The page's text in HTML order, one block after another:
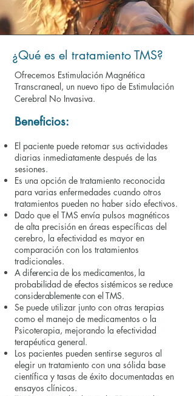
¿Qué es el tratamiento TMS?
Ofrecemos Estimulación Magnética
Transcraneal, un nuevo tipo de Estimulación
Cerebral No Invasiva.
Beneficios:​
El paciente puede retomar sus actividades
diarias inmediatamente después de las
sesiones.
Es una opción de tratamiento reconocida
para varias enfermedades cuando otros
tratamientos pueden no haber sido efectivos.
Dado que el TMS envía pulsos magnéticos
de alta precisión en áreas específicas del
cerebro, la efectividad es mayor en
comparación con los tratamientos
tradicionales.
A diferencia de los medicamentos, la
probabilidad de efectos sistémicos se reduce
considerablemente con el TMS.
Se puede utilizar junto con otras terapias
como el manejo de medicamentos o la
Psicoterapia, mejorando la efectividad
terapéutica general.
Los pacientes pueden sentirse seguros al
elegir un tratamiento con una sólida base
científica y tasas de éxito documentadas en
ensayos clínicos.